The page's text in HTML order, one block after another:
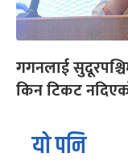
गगनलाई
किन टिकट
यो पनि